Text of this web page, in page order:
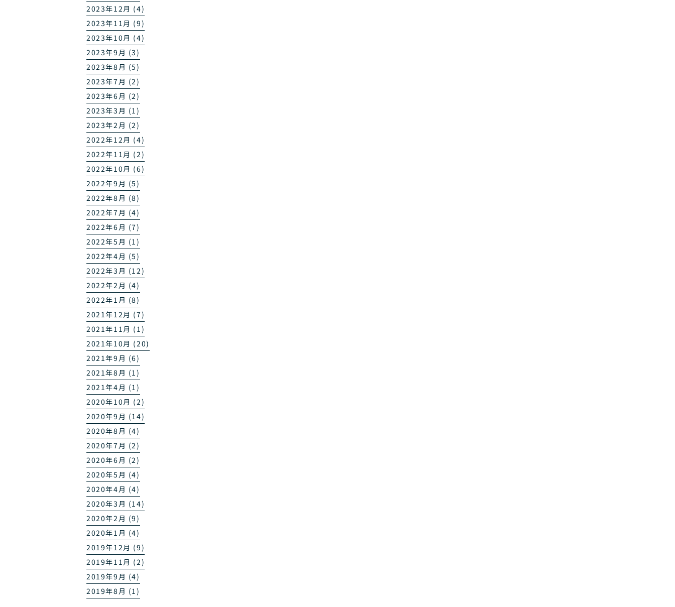
2023年12月 (4)
2023年11月 (9)
2023年10月 (4)
2023年9月 (3)
2023年8月 (5)
2023年7月 (2)
2023年6月 (2)
2023年3月 (1)
2023年2月 (2)
2022年12月 (4)
2022年11月 (2)
2022年10月 (6)
2022年9月 (5)
2022年8月 (8)
2022年7月 (4)
2022年6月 (7)
2022年5月 (1)
2022年4月 (5)
2022年3月 (12)
2022年2月 (4)
2022年1月 (8)
2021年12月 (7)
2021年11月 (1)
2021年10月 (20)
2021年9月 (6)
2021年8月 (1)
2021年4月 (1)
2020年10月 (2)
2020年9月 (14)
2020年8月 (4)
2020年7月 (2)
2020年6月 (2)
2020年5月 (4)
2020年4月 (4)
2020年3月 (14)
2020年2月 (9)
2020年1月 (4)
2019年12月 (9)
2019年11月 (2)
2019年9月 (4)
2019年8月 (1)